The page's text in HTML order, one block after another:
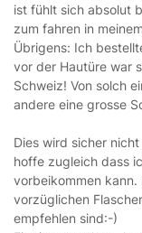
ist fühlt sich absolut
zum fahren in
Übrigens: Ich
vor der Hautüre war
Schweiz! Von solch
andere eine grosse
Dies wird sicher
hoffe zugleich dass
vorbeikommen
vorzüglichen
empfehlen sind:-)